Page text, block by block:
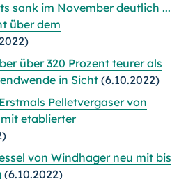
sank im November deutlich ...
über dem
über 320 Prozent teurer als
in Sicht (6.10.2022)
Pelletvergaser von
etablierter
von Windhager neu mit bis
(6.10.2022)